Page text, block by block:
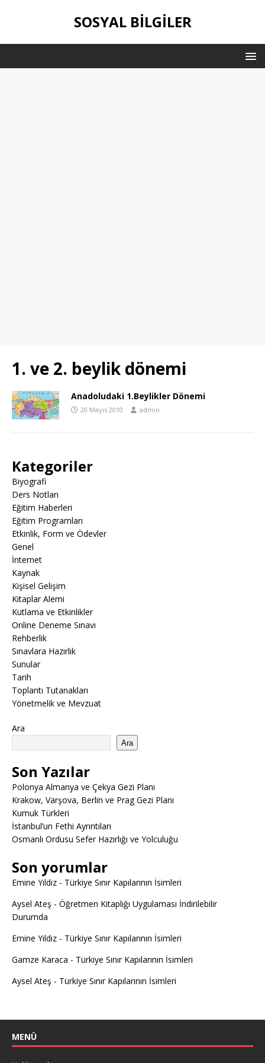
SOSYAL BILGILER
1. ve 2. beylik dönemi
Anadoludaki 1.Beylikler Dönemi
20 Mayıs 2010 admin
Kategoriler
Biyografi
Ders Notları
Eğitim Haberleri
Eğitim Programları
Etkinlik, Form ve Ödevler
Genel
İnternet
Kaynak
Kişisel Gelişim
Kitaplar Alemi
Kutlama ve Etkinlikler
Online Deneme Sınavı
Rehberlik
Sınavlara Hazırlık
Sunular
Tarih
Toplantı Tutanakları
Yönetmelik ve Mevzuat
Ara
Ara
Son Yazılar
Polonya Almanya ve Çekya Gezi Planı
Krakow, Varşova, Berlin ve Prag Gezi Planı
Kumuk Türkleri
İstanbul’un Fethi Ayrıntıları
Osmanlı Ordusu Sefer Hazırlığı ve Yolculuğu
Son yorumlar
Emine Yıldız - Türkiye Sınır Kapılarının İsimleri
Aysel Ateş - Öğretmen Kitaplığı Uygulaması İndirilebilir
Durumda
Emine Yıldız - Türkiye Sınır Kapılarının İsimleri
Gamze Karaca - Türkiye Sınır Kapılarının İsimleri
Aysel Ateş - Türkiye Sınır Kapılarının İsimleri
MENÜ